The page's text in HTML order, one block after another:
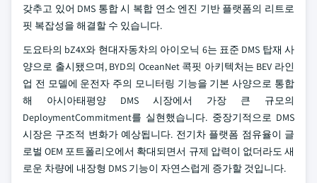
갖추고 있어 DMS 통합 시 복합 연소 엔진 기반 플랫폼의 리트로
핏 복잡성을 해결할 수 있습니다.
도요타의 bZ4X와 현대자동차의 아이오닉 6는 표준 DMS 탑재 사
양으로 출시됐으며, BYD의 OceanNet 콕핏 아키텍처는 BEV 라인
업 전 모델에 운전자 주의 모니터링 기능을 기본 사양으로 통합
해 아시아태평양 DMS 시장에서 가장 큰 규모의
DeploymentCommitment를 실현했습니다. 중장기적으로 DMS
시장은 구조적 변화가 예상됩니다. 전기차 플랫폼 점유율이 글
로벌 OEM 포트폴리오에서 확대되면서 규제 압력이 없더라도 새
로운 차량에 내장형 DMS 기능이 자연스럽게 증가할 것입니다.